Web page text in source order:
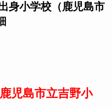
身小学校（鹿児島市
鹿児島市立吉野小